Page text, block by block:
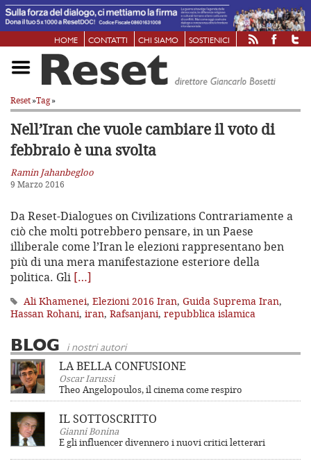
HOME CONTATTI CHI SIAMO SOSTIENICI
Reset»Tag»
Nell’Iran che vuole cambiareil voto di
febbraio è una svolta
Ramin Jahanbegloo
9 Marzo 2016
Da Reset-Dialogues on Civilizations Contrariamente a
ciò che molti potrebbero pensare, in un Paese
illiberale come l’Iran le elezioni rappresentano ben
più di una mera manifestazione esteriore della
politica. Gli […]
Ali Khamenei, Elezioni 2016 Iran, Guida Suprema Iran,
Hassan Rohani, iran, Rafsanjani, repubblica islamica
BLOG i nostri autori
LA BELLA CONFUSIONE
Oscar Iarussi
Theo Angelopoulos, il cinema come respiro
IL SOTTOSCRITTO
Gianni Bonina
E gli influencer divennero i nuovi critici letterari